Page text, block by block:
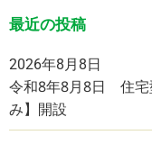
最近の投稿
2026年8月8日
令和8年8月8日 住宅
み】開設